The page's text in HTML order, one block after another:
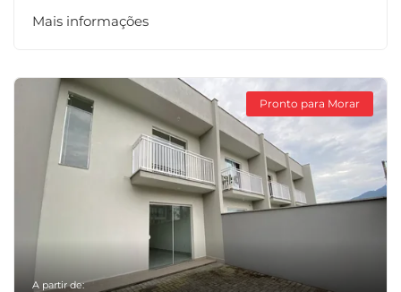
Mais informações
Pronto para Morar
A partir de: